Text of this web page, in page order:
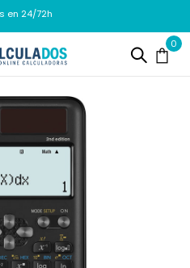
en 24/72h
0